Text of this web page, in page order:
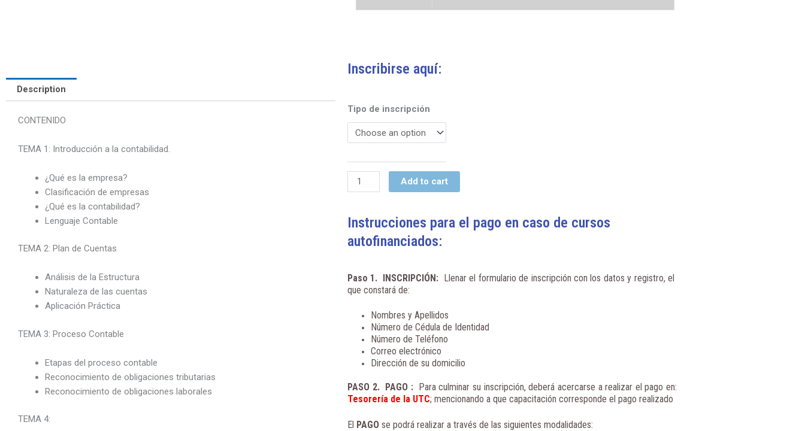
Description
CONTENIDO
TEMA 1: Introducción a la contabilidad.
¿Qué es la empresa?
Clasificación de empresas
¿Qué es la contabilidad?
Lenguaje Contable
TEMA 2: Plan de Cuentas
Análisis de la Estructura
Naturaleza de las cuentas
Aplicación Práctica
TEMA 3: Proceso Contable
Etapas del proceso contable
Reconocimiento de obligaciones tributarias
Reconocimiento de obligaciones laborales
TEMA 4:
Inscribirse aquí:
Tipo de inscripción
Actualización
Contable
2022
quantity
Add to cart
Instrucciones para el pago en caso de cursos
autofinanciados:
Paso 1. INSCRIPCIÓN: Llenar el formulario de inscripción con los datos y registro, el
que constará de:
Nombres y Apellidos
Número de Cédula de Identidad
Número de Teléfono
Correo electrónico
Dirección de su domicilio
PASO 2. PAGO :Para culminar su inscripción, deberá acercarse a realizar el pago en:
Tesorería de la UTC; mencionando a que capacitación corresponde el pago realizado
El PAGO se podrá realizar a través de las siguientes modalidades: